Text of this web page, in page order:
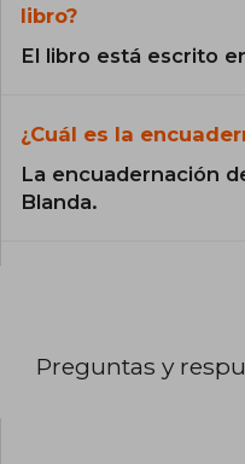
libro?
El libro está escrito
¿Cuál es la
La encuadernación
Blanda.
Preguntas y